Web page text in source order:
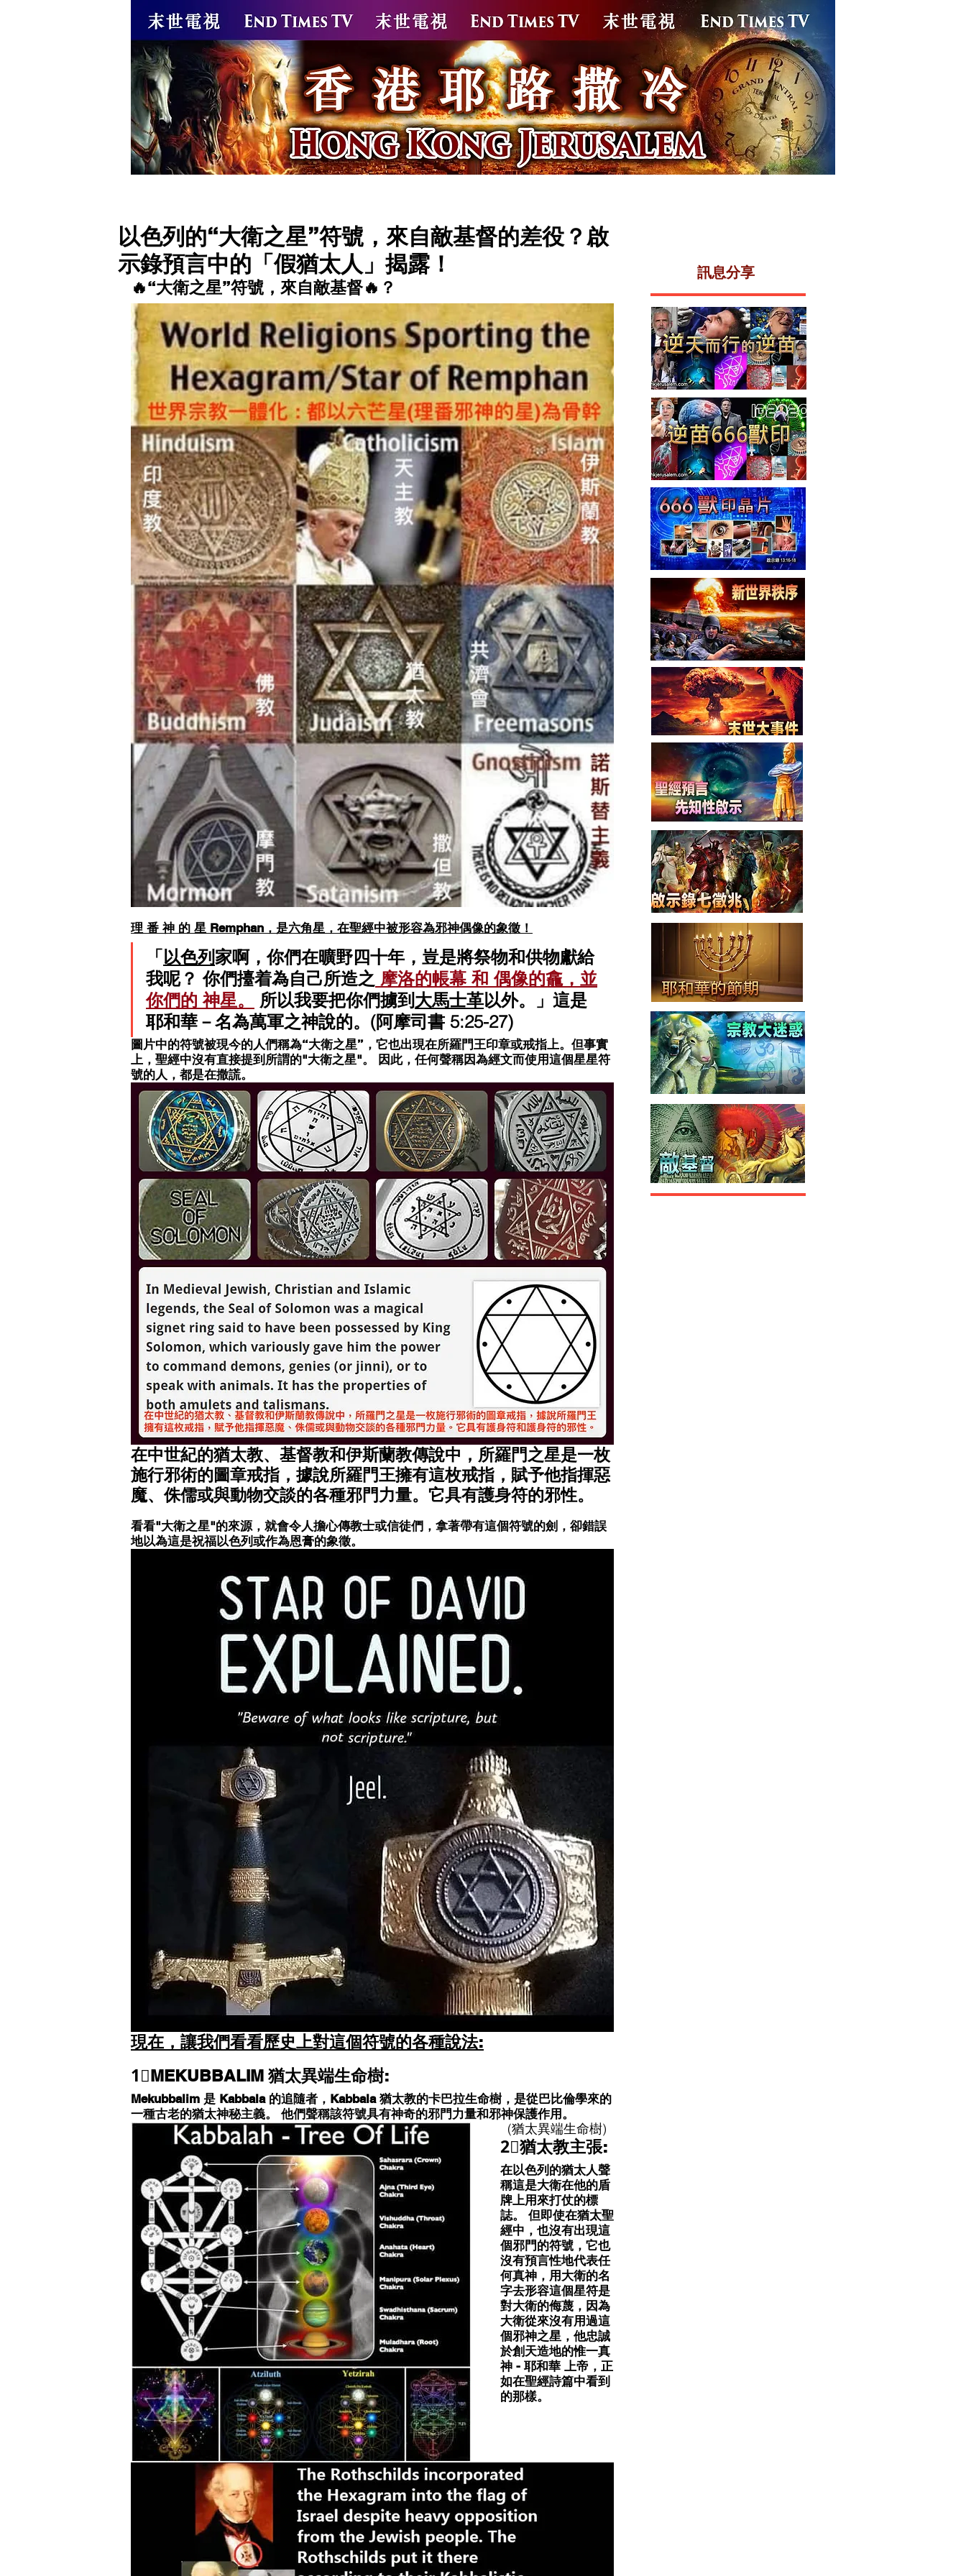
以色列的“大衛之星”符號，來自敵基督的差役？啟
示錄預言中的「假猶太人」揭露！
🔥“大衛之星”符號，來自敵基督🔥？
理 番 神 的 星 Remphan，是六角星，在聖經中被形容為邪神偶像的象徵！
「以色列家啊，你們在曠野四十年，豈是將祭物和供物獻給
我呢？ 你們擡着為自己所造之 摩洛的帳幕 和 偶像的龕，並
你們的 神星。
所以我要把你們擄到 大馬士革以外。」這是
耶和華－名為萬軍之神說的。(阿摩司書 5:25-27)
圖片中的符號被現今的人們稱為“大衛之星”，它也出現在所羅門王印章或戒指上。但事實
上 ，聖經中沒有直接提到所謂的"大衛之星"。 因此，任何聲稱因為經文而使用這個星星符
號的人，都是在撒謊。
在中世紀的猶太教、基督教和伊斯蘭教傳說中，所羅門之星是一枚
施行邪術的圖章戒指，據說所羅門王擁有這枚戒指，賦予他指揮惡
魔、侏儒或與動物交談的各種邪門力量。它具有護身符的邪性。
看看"大衛之星"的來源，就會令人擔心傳教士或信徒們，拿著帶有這個符號的劍，卻錯誤
地以為這是祝福以色列或作為恩膏的象徵。
現在，讓我們看看歷史上對這個符號的各種說法:
1⃣MEKUBBALIM 猶太異端生命樹:
Mekubbalim 是 Kabbala 的追隨者，Kabbala 猶太教的卡巴拉生命樹，是從巴比倫學來的
一種古老的猶太神秘主義。 他們聲稱該符號具有神奇的邪門力量和邪神保護作用。
(猶太異端生命樹)
2⃣猶太教主張:
在以色列的猶太人聲
稱這是大衛在他的盾
牌上用來打仗的標
誌。 但即使在猶太聖
經中，也沒有出現這
個邪門的符號，它也
沒有預言性地代表任
何真神，用大衛的名
字去形容這個星符是
對大衛的侮蔑，因為
大衛從來沒有用過這
個邪神之星，他忠誠
於創天造地的惟一真
神 - 耶和華 上帝，正
如在聖經詩篇中看到
的那樣。
​訊息分享